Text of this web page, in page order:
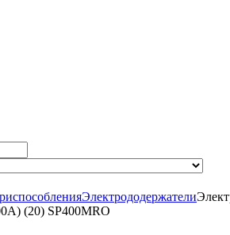
Электрододержатели
(20) SP400MRO